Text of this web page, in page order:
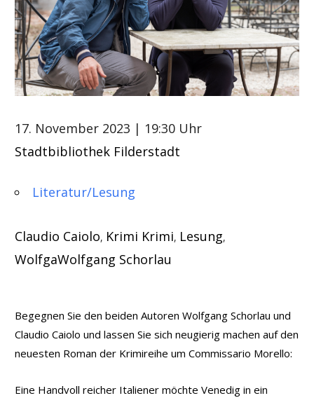
17. November 2023 | 19:30 Uhr
Stadtbibliothek Filderstadt
Literatur/Lesung
Claudio Caiolo, Krimi Krimi, Lesung,
WolfgaWolfgang Schorlau
Begegnen Sie den beiden Autoren Wolfgang Schorlau und
Claudio Caiolo und lassen Sie sich neugierig machen auf den
neuesten Roman der Krimireihe um Commissario Morello:
Eine Handvoll reicher Italiener möchte Venedig in ein